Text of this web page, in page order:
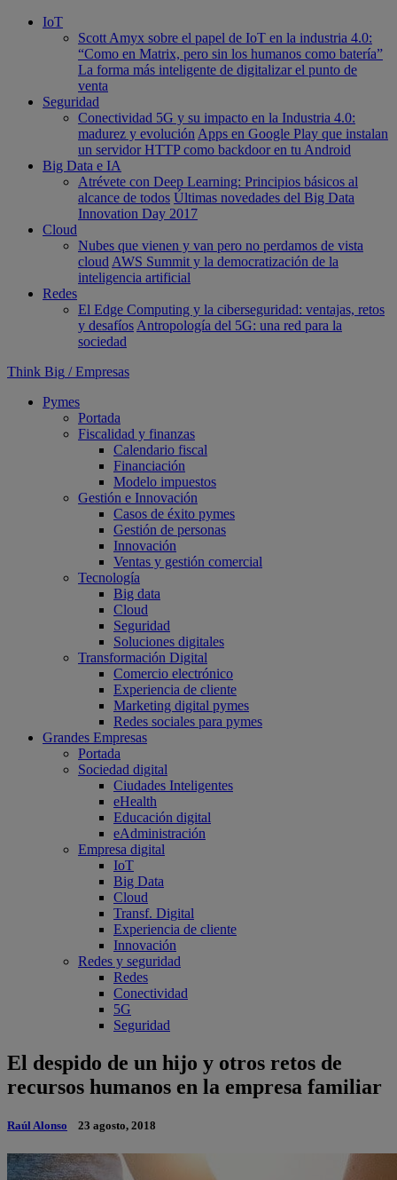
IoT
Scott Amyx sobre el papel de IoT en la industria 4.0:
“Como en Matrix, pero sin los humanos como batería”
La forma más inteligente de digitalizar el punto de
venta
Seguridad
Conectividad 5G y su impacto en la Industria 4.0:
madurez y evolución Apps en Google Play que instalan
un servidor HTTP como backdoor en tu Android
Big Data e IA
Atrévete con Deep Learning: Principios básicos al
alcance de todos Últimas novedades del Big Data
Innovation Day 2017
Cloud
Nubes que vienen y van pero no perdamos de vista
cloud AWS Summit y la democratización de la
inteligencia artificial
Redes
El Edge Computing y la ciberseguridad: ventajas, retos
y desafíos Antropología del 5G: una red para la
sociedad
Think Big / Empresas
Pymes
Portada
Fiscalidad y finanzas
Calendario fiscal
Financiación
Modelo impuestos
Gestión e Innovación
Casos de éxito pymes
Gestión de personas
Innovación
Ventas y gestión comercial
Tecnología
Big data
Cloud
Seguridad
Soluciones digitales
Transformación Digital
Comercio electrónico
Experiencia de cliente
Marketing digital pymes
Redes sociales para pymes
Grandes Empresas
Portada
Sociedad digital
Ciudades Inteligentes
eHealth
Educación digital
eAdministración
Empresa digital
IoT
Big Data
Cloud
Transf. Digital
Experiencia de cliente
Innovación
Redes y seguridad
Redes
Conectividad
5G
Seguridad
El despido de un hijo y otros retos de
recursos humanos en la empresa familiar
Raúl Alonso 23 agosto, 2018